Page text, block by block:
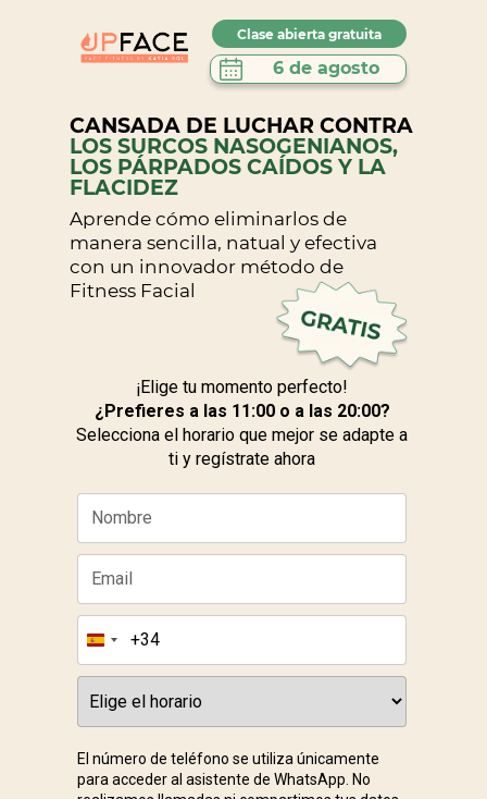
Clase abierta gratuita
6 de agosto
CANSADA DE LUCHAR CONTRA
LOS SURCOS NASOGENIANOS,
LOS PÁRPADOS CAÍDOS Y LA
FLACIDEZ
Aprende cómo eliminarlos de
manera sencilla, natual y efectiva
con un innovador método de
Fitness Facial